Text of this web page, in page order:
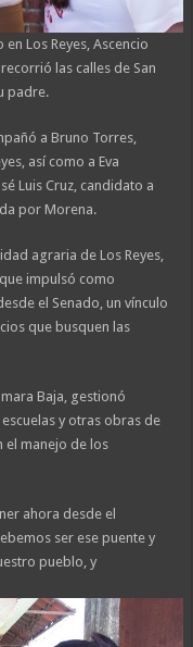
Los Reyes, Ascencio
las calles de San
padre.
a Bruno Torres,
así como a Eva
Luis Cruz, candidato a
por Morena.
agraria de Los Reyes,
impulsó como
el Senado, un vínculo
que busquen las
Baja, gestionó
y otras obras de
el manejo de los
ahora desde el
ser ese puente y
pueblo, y